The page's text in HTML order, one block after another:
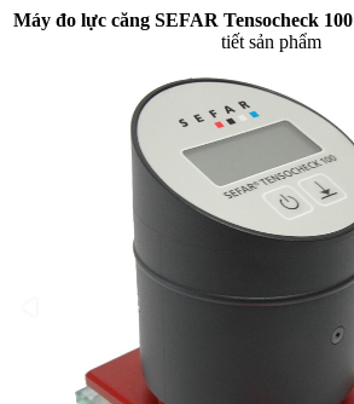
Máy đo lực căng SEFAR Tensocheck 100
tiết sản phẩm